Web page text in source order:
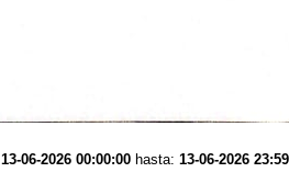
13-06-2026 00:00:00 hasta: 13-06-2026